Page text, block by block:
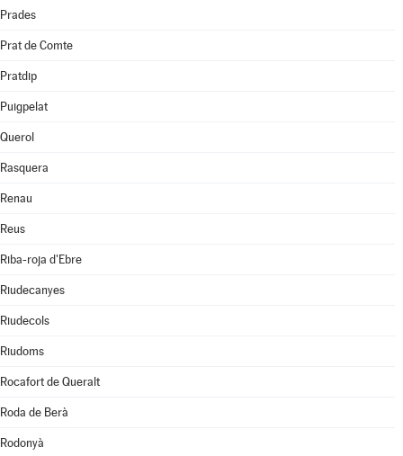
Prades
Prat de Comte
Pratdip
Puigpelat
Querol
Rasquera
Renau
Reus
Riba-roja d'Ebre
Riudecanyes
Riudecols
Riudoms
Rocafort de Queralt
Roda de Berà
Rodonyà